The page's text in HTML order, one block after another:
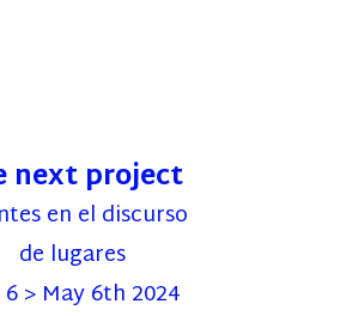
next project
en el discurso
de lugares
> May 6th 2024